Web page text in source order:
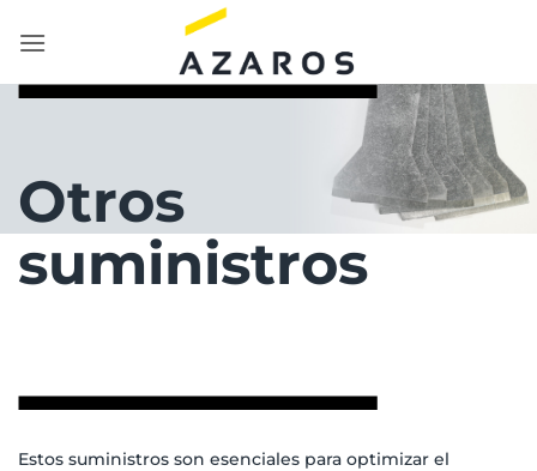
Otros
suministros
Estos suministros son esenciales para optimizar el